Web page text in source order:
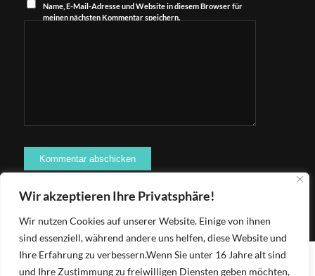
Wir akzeptieren Ihre Privatsphäre!
Wir nutzen Cookies auf unserer Website. Einige von ihnen
sind essenziell, während andere uns helfen, diese Website und
Ihre Erfahrung zu verbessern.Wenn Sie unter 16 Jahre alt sind
und Ihre Zustimmung zu freiwilligen Diensten geben möchten,
Name, E-Mail-Adresse und Website in diesem Browser für
meinen nächsten Kommentar speichern.